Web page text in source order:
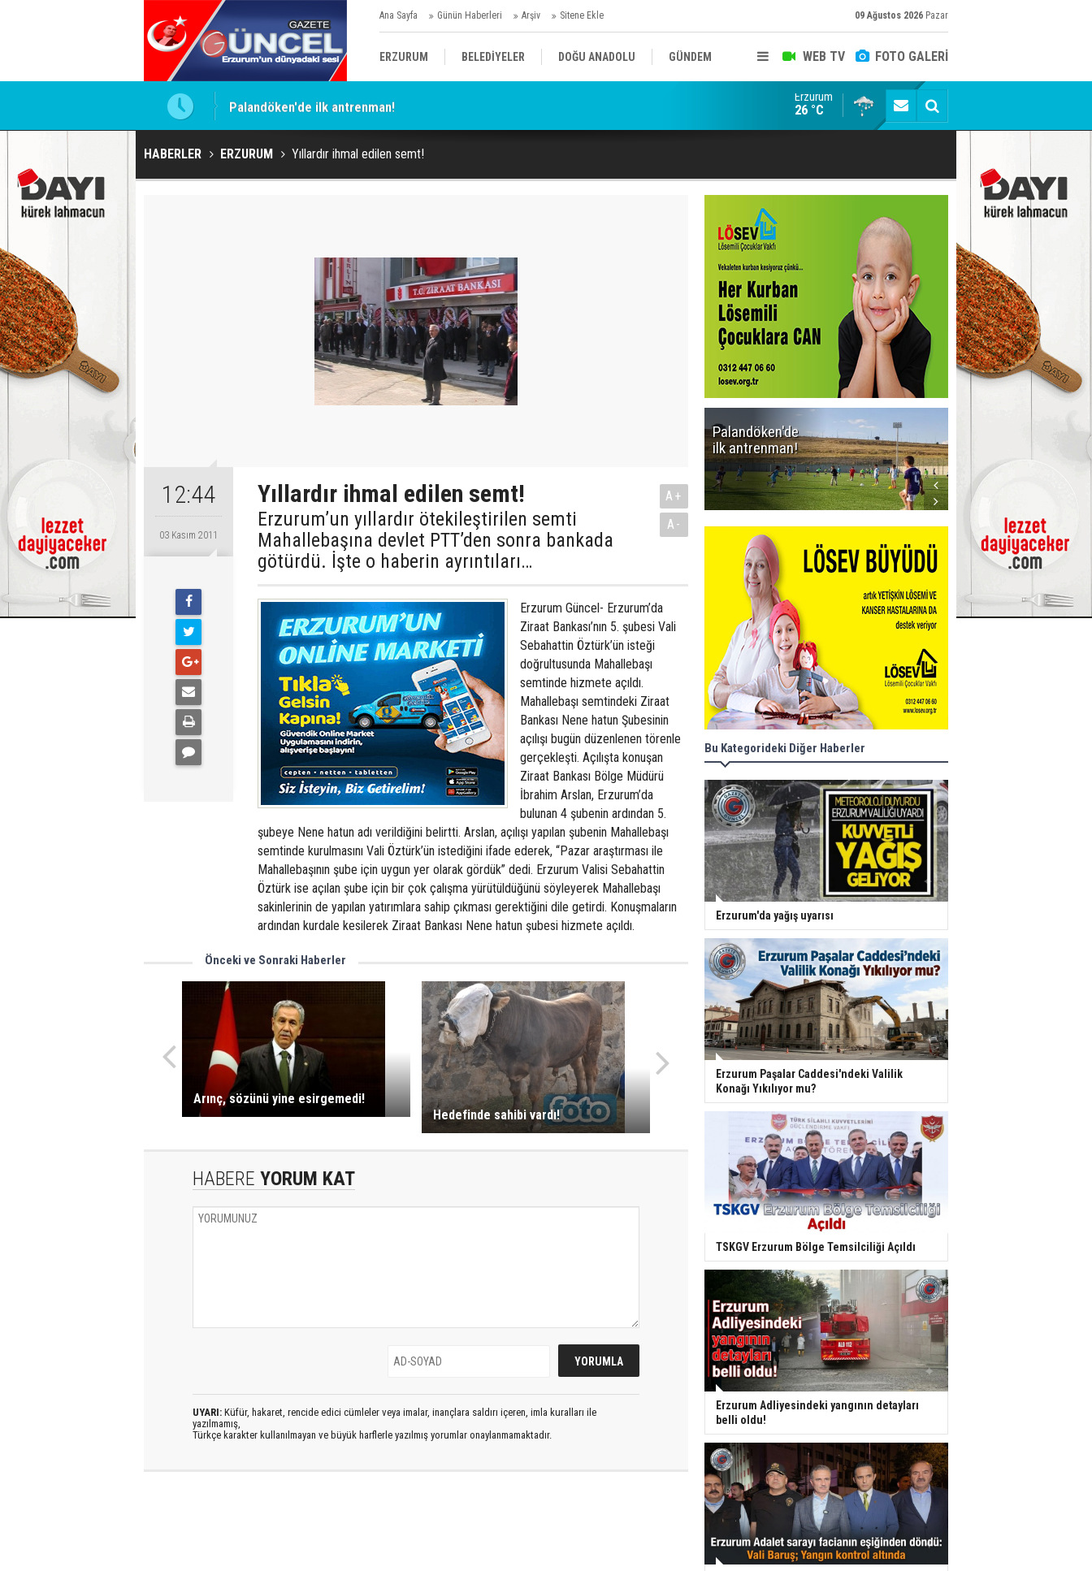
Ana Sayfa Günün Haberleri Arşiv Sitene Ekle 09 Ağustos 2026 Pazar
WEB TV FOTO GALERİ
ERZURUM BELEDİYELER DOĞU ANADOLU GÜNDEM
KÜLTÜR/SANAT//MAĞAZİN
Palandöken'de ilk antrenman! Kaptan Yumlu piknikte!
Erzurum
26 °C
HABERLER ERZURUM Yıllardır ihmal edilen semt!
12:44
03 Kasım 2011
Yıllardır ihmal edilen semt!
Erzurum’un yıllardır ötekileştirilen semti
Mahallebaşına devlet PTT’den sonra bankada
götürdü. İşte o haberin ayrıntıları…
A+
A-
Erzurum Güncel- Erzurum’da
Ziraat Bankası’nın 5. şubesi Vali
Sebahattin Öztürk’ün isteği
doğrultusunda Mahallebaşı
semtinde hizmete açıldı.
Mahallebaşı semtindeki Ziraat
Bankası Nene hatun Şubesinin
açılışı bugün düzenlenen törenle
gerçekleşti. Açılışta konuşan
Ziraat Bankası Bölge Müdürü
İbrahim Arslan, Erzurum’da
bulunan 4 şubenin ardından 5.
şubeye Nene hatun adı verildiğini belirtti. Arslan, açılışı yapılan şubenin Mahallebaşı
semtinde kurulmasını Vali Öztürk’ün istediğini ifade ederek, “Pazar araştırması ile
Mahallebaşının şube için uygun yer olarak gördük” dedi. Erzurum Valisi Sebahattin
Öztürk ise açılan şube için bir çok çalışma yürütüldüğünü söyleyerek Mahallebaşı
sakinlerinin de yapılan yatırımlara sahip çıkması gerektiğini dile getirdi. Konuşmaların
ardından kurdale kesilerek Ziraat Bankası Nene hatun şubesi hizmete açıldı.
Önceki ve Sonraki Haberler
Arınç, sözünü yine esirgemedi!
Hedefinde sahibi vardı!
HABERE YORUM KAT
UYARI: Küfür, hakaret, rencide edici cümleler veya imalar, inançlara saldırı içeren, imla kuralları ile
yazılmamış,
Türkçe karakter kullanılmayan ve büyük harflerle yazılmış yorumlar onaylanmamaktadır.
Palandöken'de
ilk antrenman!
Bu Kategorideki Diğer Haberler
Erzurum'da yağış uyarısı
Erzurum Paşalar Caddesi'ndeki Valilik
Konağı Yıkılıyor mu?
TSKGV Erzurum Bölge Temsilciliği Açıldı
Erzurum Adliyesindeki yangının detayları
belli oldu!